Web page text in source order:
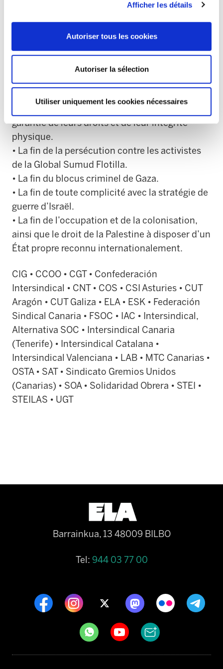
Afficher les détails
Autoriser tous les cookies
Autoriser la sélection
Utiliser uniquement les cookies nécessaires
Enfin, les syndicats signataires souhaitent faire
savoir à l’opinion publique ce qui suit :
Saif Abukeshek et Thiago Ávila ainsi que la
garantie de leurs droits et de leur intégrité
physique.
• La fin de la persécution contre les activistes
de la Global Sumud Flotilla.
• La fin du blocus criminel de Gaza.
• La fin de toute complicité avec la stratégie de
guerre d’Israël.
• La fin de l’occupation et de la colonisation,
ainsi que le droit de la Palestine à disposer d’un
État propre reconnu internationalement.
CIG • CCOO • CGT • Confederación
Intersindical • CNT • COS • CSI Asturies • CUT
Aragón • CUT Galiza • ELA • ESK • Federación
Sindical Canaria • FSOC • IAC • Intersindical,
Alternativa SOC • Intersindical Canaria
(Tenerife) • Intersindical Catalana •
Intersindical Valenciana • LAB • MTC Canarias •
OSTA • SAT • Sindicato Gremios Unidos
(Canarias) • SOA • Solidaridad Obrera • STEI •
STEILAS • UGT
Barrainkua, 13 48009 BILBO
Tel: 944 03 77 00